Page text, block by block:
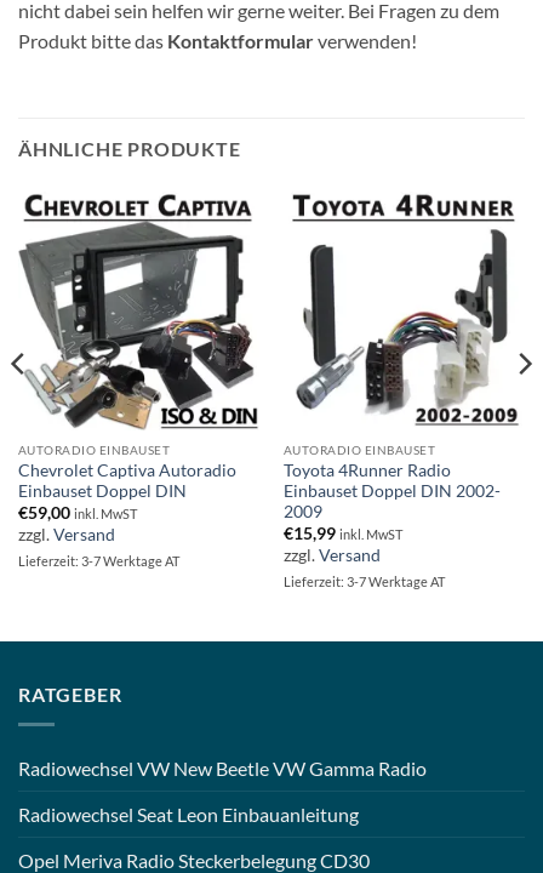
nicht dabei sein helfen wir gerne weiter. Bei Fragen zu dem
Produkt bitte das Kontaktformularverwenden!
ÄHNLICHE PRODUKTE
AUTORADIO EINBAUSET
Chevrolet Captiva Autoradio
Einbauset Doppel DIN
€59,00 inkl. MwST
zzgl.Versand
Lieferzeit: 3-7 Werktage AT
AUTORADIO EINBAUSET
Toyota 4Runner Radio
Einbauset Doppel DIN 2002-
2009
€15,99 inkl. MwST
zzgl.Versand
Lieferzeit: 3-7 Werktage AT
RATGEBER
Radiowechsel VW New Beetle VW Gamma Radio
Radiowechsel Seat Leon Einbauanleitung
Opel Meriva Radio Steckerbelegung CD30